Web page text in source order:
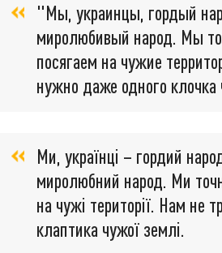
"Мы, украинцы, гордый
миролюбивый народ. Мы
посягаем на чужие
нужно даже одного
Ми, українці – гордий
миролюбний народ. Ми
на чужі території. Нам не
клаптика чужої землі.